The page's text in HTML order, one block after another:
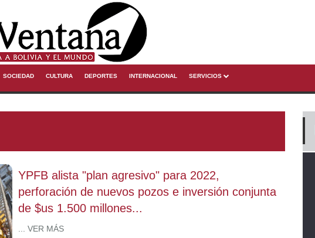
SOCIEDAD CULTURA DEPORTES INTERNACIONAL SERVICIOS
YPFB alista "plan agresivo" para 2022,
perforación de nuevos pozos e inversión conjunta
de $us 1.500 millones...
... VER MÁS